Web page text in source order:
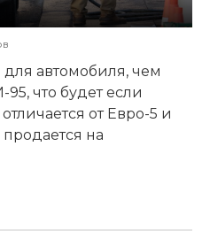
автомобиля, чем
что будет если
от Евро-5 и
на